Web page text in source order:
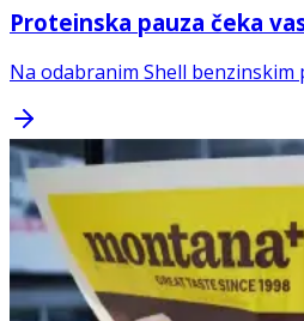
Proteinska pauza čeka
Na odabranim Shell benzinskim